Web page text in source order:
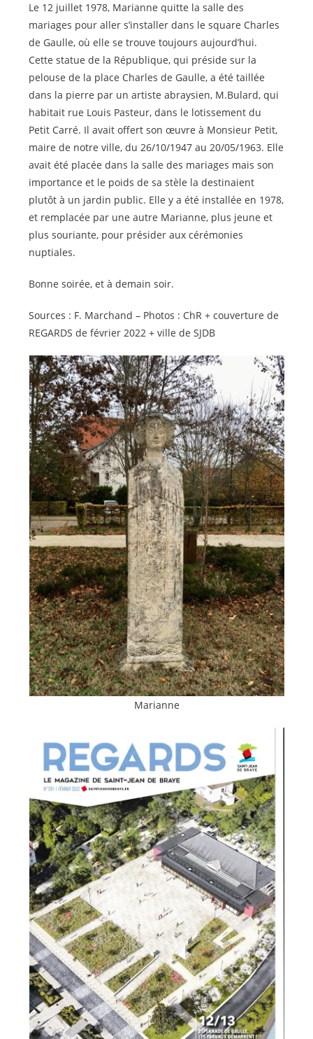
Le 12 juillet 1978, Marianne quitte la salle des
mariages pour aller s’installer dans le square Charles
de Gaulle, où elle se trouve toujours aujourd’hui.
Cette statue de la République, qui préside sur la
pelouse de la place Charles de Gaulle, a été taillée
dans la pierre par un artiste abraysien, M.Bulard, qui
habitait rue Louis Pasteur, dans le lotissement du
Petit Carré. Il avait offert son œuvre à Monsieur Petit,
maire de notre ville, du 26/10/1947 au 20/05/1963. Elle
avait été placée dans la salle des mariages mais son
importance et le poids de sa stèle la destinaient
plutôt à un jardin public. Elle y a été installée en 1978,
et remplacée par une autre Marianne, plus jeune et
plus souriante, pour présider aux cérémonies
nuptiales.
Bonne soirée, et à demain soir.
Sources : F. Marchand – Photos : ChR + couverture de
REGARDS de février 2022 + ville de SJDB
Marianne